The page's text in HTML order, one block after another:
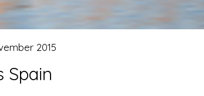
Spain
2015